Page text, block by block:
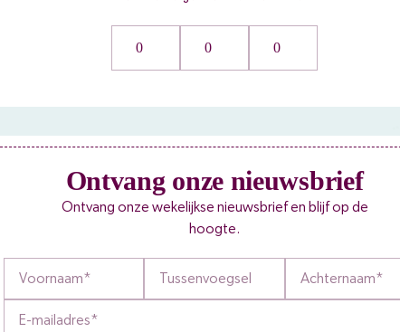
0 0 0
Ontvang onze nieuwsbrief
Ontvang onze wekelijkse nieuwsbrief en blijf op de
hoogte.